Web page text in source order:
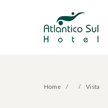
Home Vista